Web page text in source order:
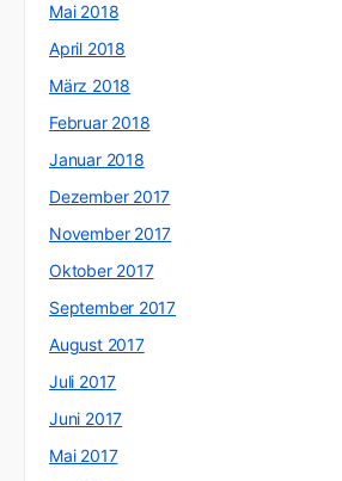
Mai 2018
April 2018
März 2018
Februar 2018
Januar 2018
Dezember 2017
November 2017
Oktober 2017
September 2017
August 2017
Juli 2017
Juni 2017
Mai 2017